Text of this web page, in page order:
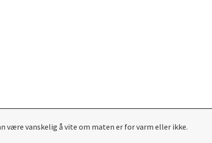
være vanskelig å vite om maten er for varm eller ikke.